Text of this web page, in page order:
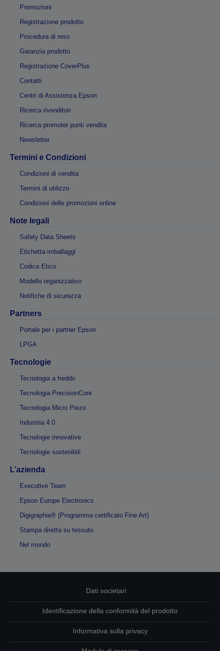
Promozioni
Registrazione prodotto
Procedura di reso
Garanzia prodotto
Registrazione CoverPlus
Contatti
Centri di Assistenza Epson
Ricerca rivenditori
Ricerca promoter punti vendita
Newsletter
Termini e Condizioni
Condizioni di vendita
Termini di utilizzo
Condizioni delle promozioni online
Note legali
Safety Data Sheets
Etichetta imballaggi
Codice Etico
Modello organizzativo
Notifiche di sicurezza
Partners
Portale per i partner Epson
LPGA
Tecnologie
Tecnologia a freddo
Tecnologia PrecisionCore
Tecnologia Micro Piezo
Industria 4.0
Tecnologie innovative
Tecnologie sostenibili
L’azienda
Executive Team
Epson Europe Electronics
Digigraphie® (Programma certificato Fine Art)
Stampa diretta su tessuto
Nel mondo
Dati societari
Identificazione della conformità del prodotto
Informativa sulla privacy